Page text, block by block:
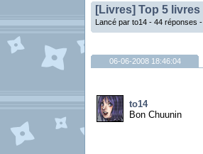
[Livres] Top 5 livres
Lancé par to14 - 44 réponses -
06-06-2008 18:46:04
to14
Bon Chuunin